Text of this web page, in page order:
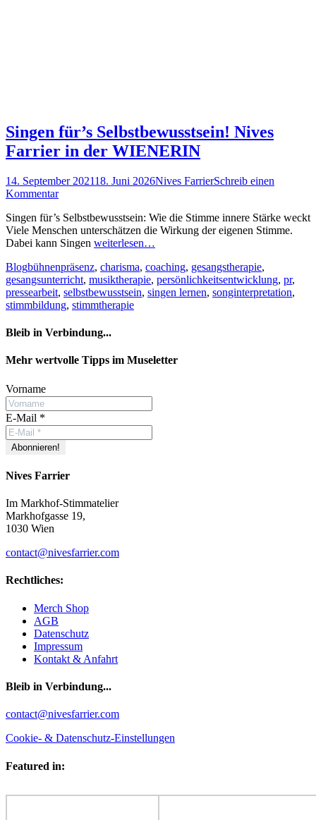
Singen für’s Selbstbewusstsein! Nives
Farrier in der WIENERIN
Posted
on
14. September 202118. Juni 2026Autor
Nives FarrierSchreib einen
Kommentar
Singen für’s Selbstbewusstsein: Wie die Stimme innere Stärke weckt
Viele Menschen unterschätzen die Wirkung der eigenen Stimme.
Dabei kann Singen weiterlesen…
Kategorien
BlogSchlagworte
bühnenpräsenz, charisma, coaching, gesangstherapie,
gesangsunterricht, musiktherapie, persönlichkeitsentwicklung, pr,
pressearbeit, selbstbewusstsein, singen lernen, songinterpretation,
stimmbildung, stimmtherapie
Bleib in Verbindung...
Facebook
YouTube
Instagram
Mehr wertvolle Tipps im Museletter
Vorname
E-Mail *
Nives Farrier
Im Markhof-Stimmatelier
Markhofgasse 19,
1030 Wien
contact@nivesfarrier.com
Rechtliches:
Merch Shop
AGB
Datenschutz
Impressum
Kontakt & Anfahrt
Bleib in Verbindung...
Facebook
YouTube
Instagram
contact@nivesfarrier.com
Cookie- & Datenschutz-Einstellungen
Featured in: